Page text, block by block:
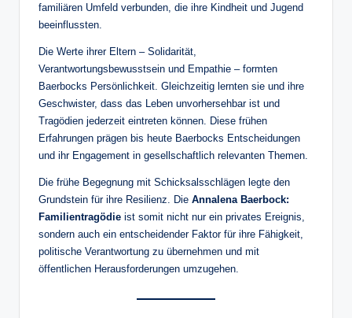
familiären Umfeld verbunden, die ihre Kindheit und Jugend
beeinflussten.
Die Werte ihrer Eltern – Solidarität,
Verantwortungsbewusstsein und Empathie – formten
Baerbocks Persönlichkeit. Gleichzeitig lernten sie und ihre
Geschwister, dass das Leben unvorhersehbar ist und
Tragödien jederzeit eintreten können. Diese frühen
Erfahrungen prägen bis heute Baerbocks Entscheidungen
und ihr Engagement in gesellschaftlich relevanten Themen.
Die frühe Begegnung mit Schicksalsschlägen legte den
Grundstein für ihre Resilienz. Die Annalena Baerbock:
Familientragödie ist somit nicht nur ein privates Ereignis,
sondern auch ein entscheidender Faktor für ihre Fähigkeit,
politische Verantwortung zu übernehmen und mit
öffentlichen Herausforderungen umzugehen.